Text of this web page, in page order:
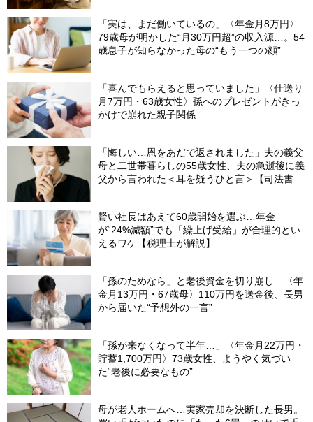
「実は、まだ働いているの」〈年金月8万円〉
79歳母が明かした“月30万円超”の収入源…。54
歳息子が知らなかった母の“もう一つの顔”
「喜んでもらえると思っていました」〈仕送り
月7万円・63歳女性〉孫へのプレゼントがきっ
かけで崩れた親子関係
「悔しい…恩をあだで返されました」夫の義父
母と二世帯暮らしの55歳女性、夫の急逝後に義
父から言われた＜耳を疑うひと言＞【司法書士
賢い社長はあえて60歳開始を選ぶ…年金
が“24%減額”でも「繰上げ受給」が合理的とい
えるワケ【税理士が解説】
「孫のためなら」と老後資金を切り崩し…〈年
金月13万円・67歳母〉110万円を送金後、長男
から届いた“予想外の一言”
「孫が来なくなって半年…」〈年金月22万円・
貯蓄1,700万円〉73歳女性、ようやく気づい
た“老後に必要なもの”
母が老人ホームへ…実家売却を決断した長男。